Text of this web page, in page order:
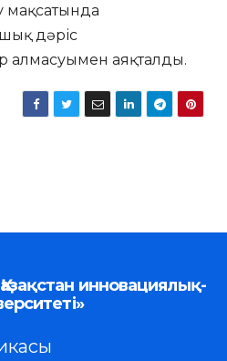
мақсатында
дәріс
алмасуымен аяқталды.
инновациялық-